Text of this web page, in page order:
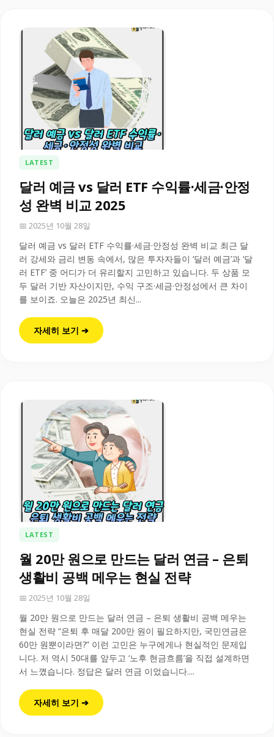
LATEST
달러 예금 vs 달러 ETF 수익률·세금·안정
성 완벽 비교 2025
📅 2025년 10월 28일
달러 예금 vs 달러 ETF 수익률·세금·안정성 완벽 비교 최근 달
러 강세와 금리 변동 속에서, 많은 투자자들이 ‘달러 예금’과 ‘달
러 ETF’ 중 어디가 더 유리할지 고민하고 있습니다. 두 상품 모
두 달러 기반 자산이지만, 수익 구조·세금·안정성에서 큰 차이
를 보이죠. 오늘은 2025년 최신...
자세히 보기 ➔
LATEST
월 20만 원으로 만드는 달러 연금 – 은퇴
생활비 공백 메우는 현실 전략
📅 2025년 10월 28일
월 20만 원으로 만드는 달러 연금 – 은퇴 생활비 공백 메우는
현실 전략 “은퇴 후 매달 200만 원이 필요하지만, 국민연금은
60만 원뿐이라면?” 이런 고민은 누구에게나 현실적인 문제입
니다. 저 역시 50대를 앞두고 ‘노후 현금흐름’을 직접 설계하면
서 느꼈습니다. 정답은 달러 연금 이었습니다....
자세히 보기 ➔